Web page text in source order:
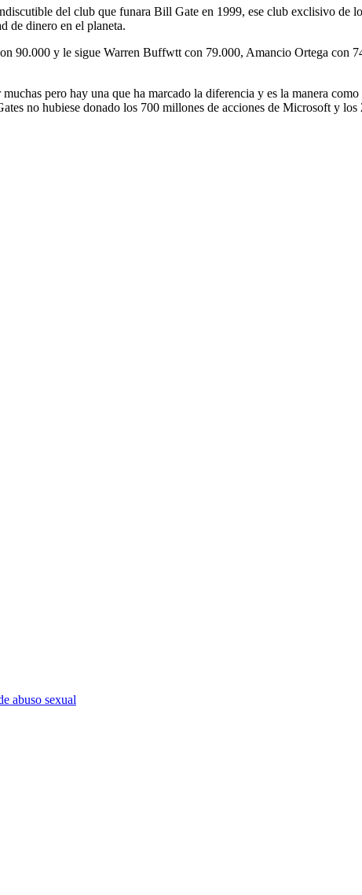
del club que funara Bill Gate en 1999, ese club exclisivo de
de dinero en el planeta.
90.000 y le sigue Warren Buffwtt con 79.000, Amancio Ortega con
pero hay una que ha marcado la diferencia y es la manera
no hubiese donado los 700 millones de acciones de Microsoft y
abuso sexual